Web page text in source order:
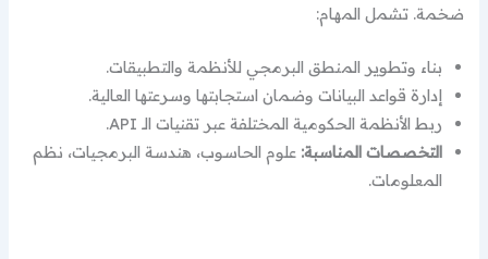
ضخمة. تشمل المهام:
بناء وتطوير المنطق البرمجي للأنظمة والتطبيقات.
إدارة قواعد البيانات وضمان استجابتها وسرعتها العالية.
ربط الأنظمة الحكومية المختلفة عبر تقنيات الـ API.
التخصصات المناسبة: علوم الحاسوب، هندسة البرمجيات، نظم
المعلومات.